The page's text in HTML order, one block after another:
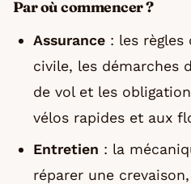
Par où commencer ?
Assurance: les règles
civile, les démarches
de vol et les
vélos rapides et aux
Entretien : la
réparer une